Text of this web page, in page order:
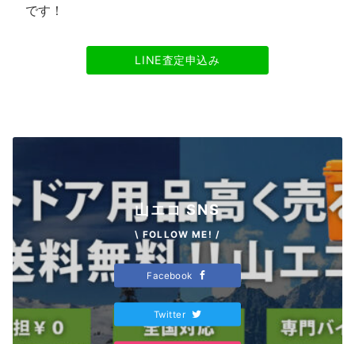
です！
LINE査定申込み
山エコ SNS
\ FOLLOW ME! /
Facebook
Twitter